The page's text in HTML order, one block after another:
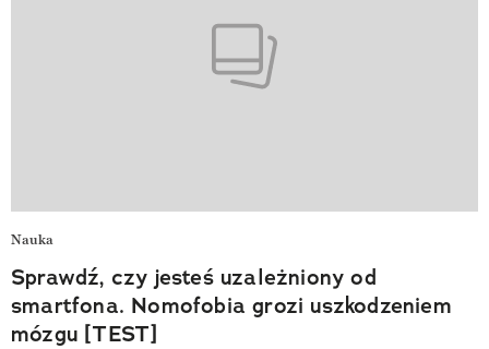
Nauka
Sprawdź, czy jesteś uzależniony od
smartfona. Nomofobia grozi uszkodzeniem
mózgu [TEST]